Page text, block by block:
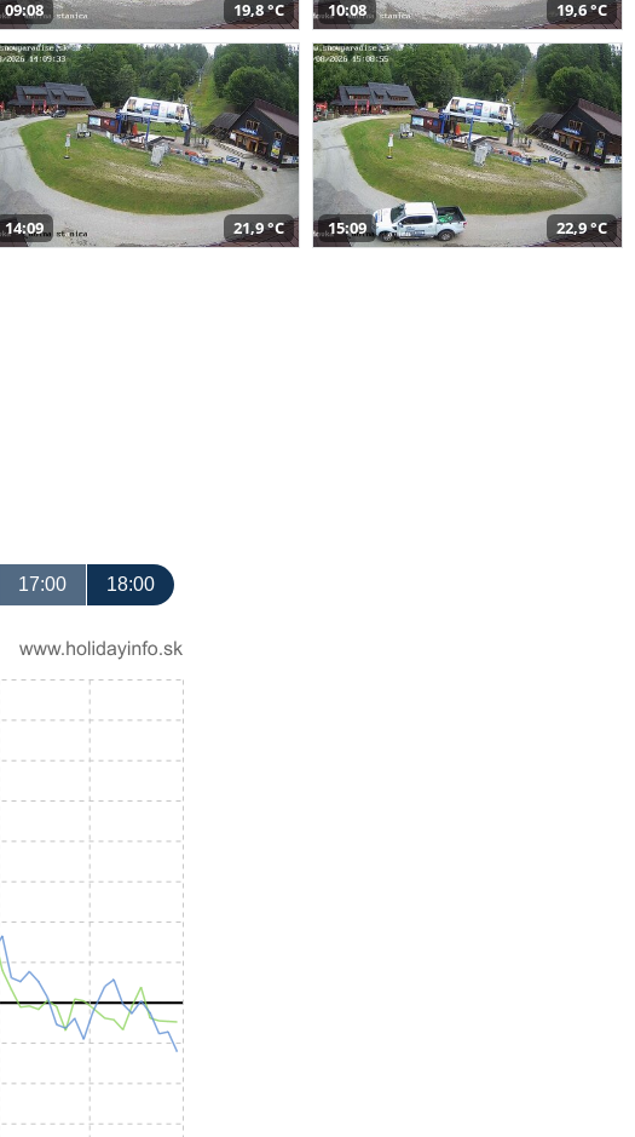
09:08 19,8 °C 10:08 19,6 °C
14:09 21,9 °C 15:09 22,9 °C
17:00 18:00